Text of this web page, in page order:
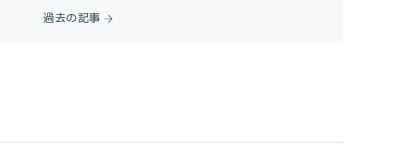
過去の記事